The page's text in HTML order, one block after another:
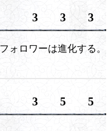
3 3 3
ォロワーは進化する。
3 5 5